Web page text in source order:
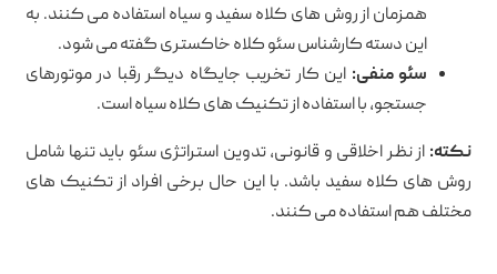
همزمان از روش های کلاه سفید و سیاه استفاده می کنند. به
این دسته کارشناس سئو کلاه خاکستری گفته می شود.
سئو منفی: این کار تخریب جایگاه دیگر رقبا در موتورهای
جستجو، با استفاده از تکنیک های کلاه سیاه است.
نکته: از نظر اخلاقی و قانونی، تدوین استراتژی سئو باید تنها شامل
روش های کلاه سفید باشد. با این حال برخی افراد از تکنیک های
مختلف هم استفاده می کنند.